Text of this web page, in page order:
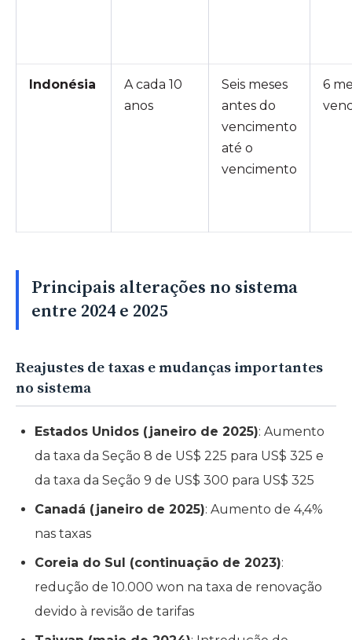
Indonésia
A cada 10
anos
Seis meses
antes do
vencimento
até o
vencimento
6
Principais alterações no sistema
entre 2024 e 2025
Reajustes de taxas e mudanças importantes
no sistema
Estados Unidos (janeiro de 2025): Aumento
da taxa da Seção 8 de US$ 225 para US$ 325 e
da taxa da Seção 9 de US$ 300 para US$ 325
Canadá (janeiro de 2025): Aumento de 4,4%
nas taxas
Coreia do Sul (continuação de 2023):
redução de 10.000 won na taxa de renovação
devido à revisão de tarifas